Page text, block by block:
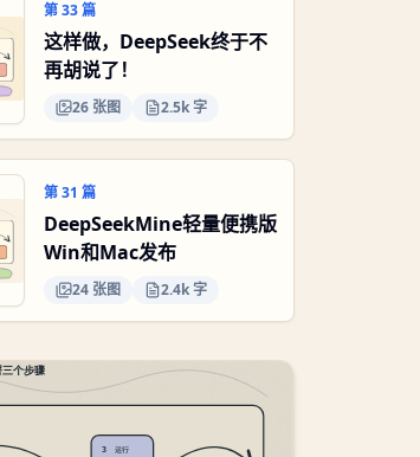
第33篇
这样做，DeepSeek终于不
再胡说了！
26 张图 2.5k 字
第31 篇
DeepSeekMine轻量便携版
Win和Mac发布
24 张图 2.4k 字